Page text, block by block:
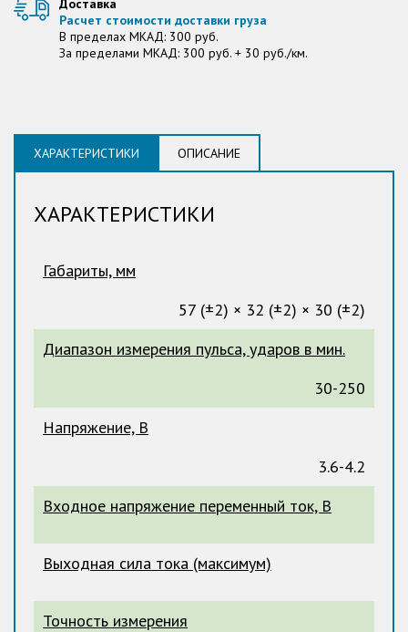
Доставка
Расчет стоимости доставки груза
В пределах МКАД: 300 руб.
За пределами МКАД: 300 руб. + 30 руб./км.
ХАРАКТЕРИСТИКИ ОПИСАНИЕ
ХАРАКТЕРИСТИКИ
Габариты, мм
57 (±2) × 32 (±2) × 30 (±2)
Диапазон измерения пульса, ударов в мин.
30-250
Напряжение, В
3.6-4.2
Входное напряжение переменный ток, В
Выходная сила тока (максимум)
Точность измерения